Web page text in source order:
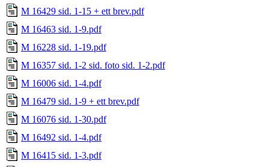
M 16429 sid. 1-15 + ett brev.pdf
M 16463 sid. 1-9.pdf
M 16228 sid. 1-19.pdf
M 16357 sid. 1-2 sid. foto sid. 1-2.pdf
M 16006 sid. 1-4.pdf
M 16479 sid. 1-9 + ett brev.pdf
M 16076 sid. 1-30.pdf
M 16492 sid. 1-4.pdf
M 16415 sid. 1-3.pdf